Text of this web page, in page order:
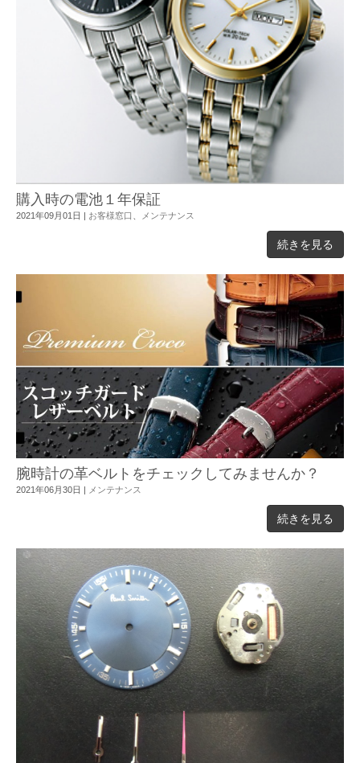
購入時の電池１年保証
2021年09月01日 | お客様窓口 メンテナンス
続きを見る
腕時計の革ベルトをチェックしてみませんか？
2021年06月30日 | メンテナンス
続きを見る